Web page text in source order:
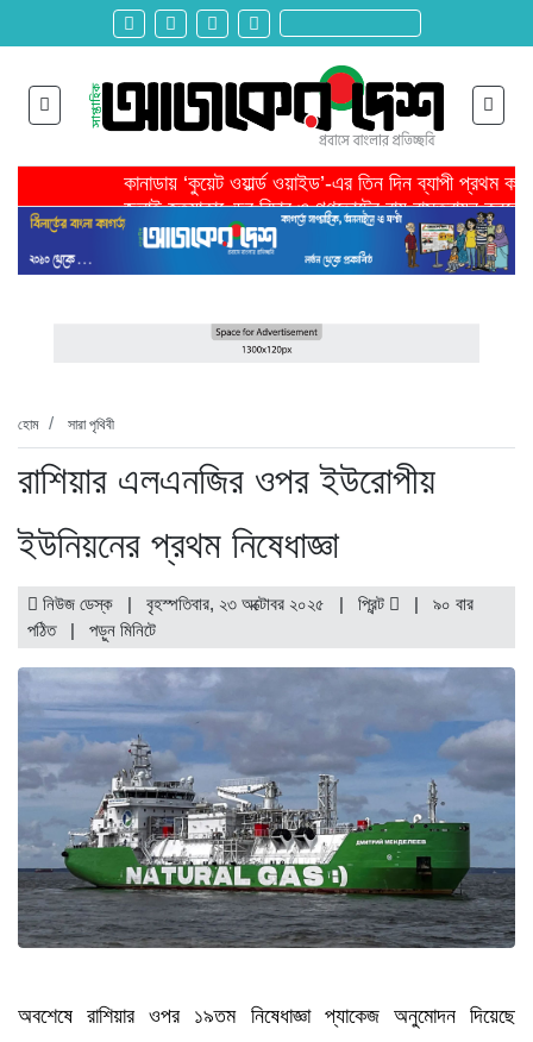
কানাডায় ‘কুয়েট ওয়ার্ল্ড ওয়াইড’-এর তিন দিন ব্যাপী প্রথম
জুলাই হত্যাকাণ্ডের বিচার ও গণভোটের রায় বাস্তবায়ন করতে
তরুণ উদ্ভাবক ও প্রযুক্তি উদ্যোক্তাদের পাশে থাকবে সরকার -
মাদরাসাকে অবহেলা করা শুরু মুজিব সরকারের আমল থেকে-
বাংলাদেশে এসে মার্কিন দূতের ভারতের হাইকমিশনারের সঙ্গে
হবিগঞ্জ ছাত্রদল সভাপতিসহ ১১ জনের বিরুদ্ধে এনসিপির
রাজনৈতিক লড়াইয়ে জিততে হলে সাংস্কৃতিক লড়াইয়ে জিততে
হোম সারা পৃথিবী
রাশিয়ার এলএনজির ওপর ইউরোপীয়
ইউনিয়নের প্রথম নিষেধাজ্ঞা
নিউজ ডেস্ক | বৃহস্পতিবার, ২৩ অক্টোবর ২০২৫ | প্রিন্ট | ৯০ বার
পঠিত
| পড়ুন মিনিটে
অবশেষে রাশিয়ার ওপর ১৯তম নিষেধাজ্ঞা প্যাকেজ অনুমোদন দিয়েছে